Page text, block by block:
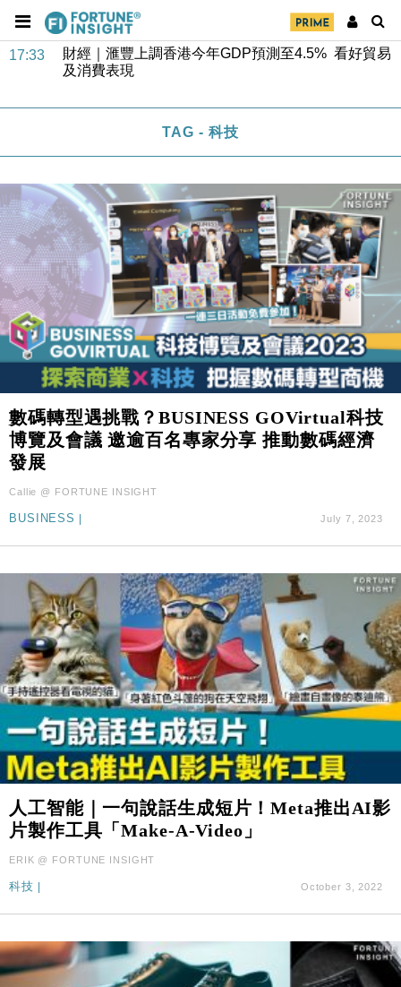
17:33
財經｜滙豐上調香港今年GDP預測至4.5% 看好貿易
及消費表現
16:47
本地｜假冒內地執法人員要求交「保證金」 43歲女子
損失近6900萬元
16:05
財經｜日經失守6.5萬點後回穩 全周仍升近2%
15:47
財經｜恒隆10月換帥 玩具「反」斗城亞洲CEO蔡德
15:11
財經｜韓股反覆波動收跌 連挫7周創逾3年最長跌勢
13:44
財經｜內地7月美元計價出口增近24%勝預期 貿易順
差達1125億美元
12:44
財經｜日本春季三度入市撐日圓 4月單日斥6.28萬億
日圓干預創新高
11:12
國際｜特朗普料美伊戰事快結束 承認部分彈藥庫存緊
張
15:59
財經｜SA售股自救後再出手 斥4億美元押注未上市公
司
18:31
財經｜華僑銀行上半年淨利創新高 中期息增15%至
47仙
17:33
16:47
本地｜假冒內地執法人員要求交「保證金」 43歲女子
損失近6900萬元
15:47
財經｜恒隆10月換帥 玩具「反」斗城亞洲CEO蔡德
粦接任
15:11
財經｜韓股反覆波動收跌 連挫7周創逾3年最長跌勢
13:44
財經｜內地7月美元計價出口增近24%勝預期 貿易順
差達1125億美元
12:44
財經｜日本春季三度入市撐日圓 4月單日斥6.28萬億
日圓干預創新高
11:12
國際｜特朗普料美伊戰事快結束 承認部分彈藥庫存緊
張
15:59
財經｜SA售股自救後再出手 斥4億美元押注未上市公
司
TAG - 科技
數碼轉型遇挑戰？BUSINESS GOVirtual科技
博覽及會議 邀逾百名專家分享 推動數碼經濟
發展
Callie @ FORTUNE INSIGHT
BUSINESS July 7, 2023
人工智能｜一句說話生成短片！Meta推出AI影
片製作工具「Make-A-Video」
ERIK @ FORTUNE INSIGHT
科技 | October 3, 2022